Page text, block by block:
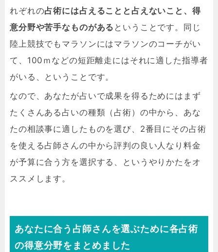
れぞれの占術には占えることと占えないこと、得
意分野や苦手なものがある ということです。同じ
陸上競技でもマラソンにはマラソンのコーチがい
て、100ｍなどの短距離走にはそれに適した指導者
がいる、ということです。
なので、あなたが占いで成果を得るためにはまず
たくさんある占いの種類（占術）の中から、あな
たの相談事に適したものを選び、2番目にその占術
を使える占師さんの中から評判の良い人なり料金
が予算に合う方を選択する、というやりかたをオ
ススメします。
あなたに合う占師さんを選ぶために各占術
の得意分野をまとめました